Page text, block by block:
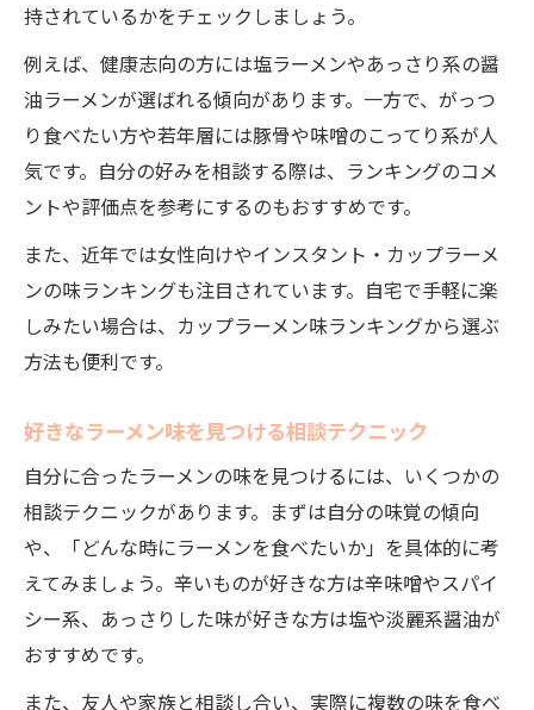
持されているかをチェックしましょう。
例えば、健康志向の方には塩ラーメンやあっさり系の醤
油ラーメンが選ばれる傾向があります。一方で、がっつ
り食べたい方や若年層には豚骨や味噌のこってり系が人
気です。自分の好みを相談する際は、ランキングのコメ
ントや評価点を参考にするのもおすすめです。
また、近年では女性向けやインスタント・カップラーメ
ンの味ランキングも注目されています。自宅で手軽に楽
しみたい場合は、カップラーメン味ランキングから選ぶ
方法も便利です。
好きなラーメン味を見つける相談テクニック
自分に合ったラーメンの味を見つけるには、いくつかの
相談テクニックがあります。まずは自分の味覚の傾向
や、「どんな時にラーメンを食べたいか」を具体的に考
えてみましょう。辛いものが好きな方は辛味噌やスパイ
シー系、あっさりした味が好きな方は塩や淡麗系醤油が
おすすめです。